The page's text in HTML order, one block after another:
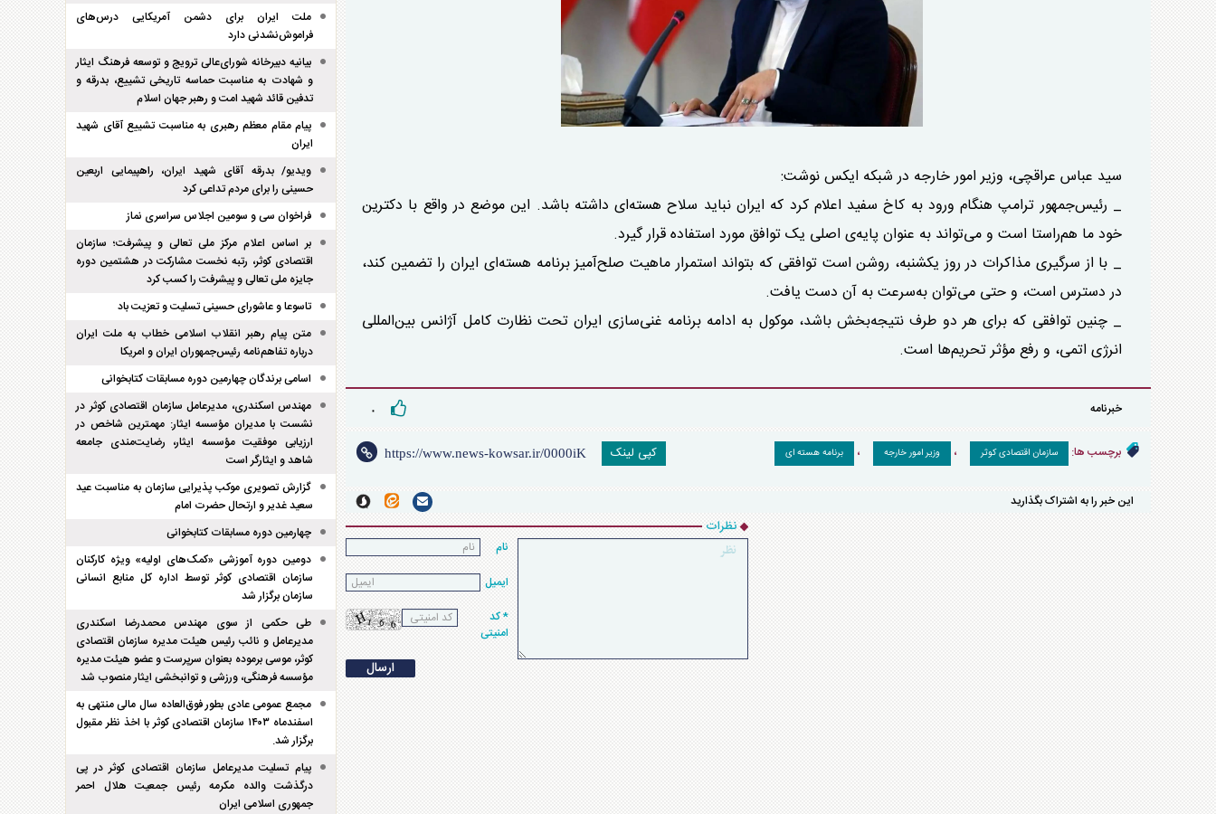
سید عباس عراقچی، وزیر امور خارجه در شبکه ایکس نوشت:
_ رئیس‌جمهور ترامپ هنگام ورود به کاخ سفید اعلام کرد که ایران نباید سلاح هسته‌ای داشته باشد. این موضع در واقع با دکترین
خود ما هم‌راستا است و می‌تواند به عنوان پایه‌ی اصلی یک توافق مورد استفاده قرار گیرد.
_ با از سرگیری مذاکرات در روز یکشنبه، روشن است توافقی که بتواند استمرار ماهیت صلح‌آمیز برنامه هسته‌ای ایران را تضمین کند،
در دسترس است، و حتی می‌توان به‌سرعت به آن دست یافت.
_ چنین توافقی که برای هر دو طرف نتیجه‌بخش باشد، موکول به ادامه برنامه غنی‌سازی ایران تحت نظارت کامل آژانس بین‌المللی
انرژی اتمی، و رفع مؤثر تحریم‌ها است.
خبرنامه ۰
برچسب ها: سازمان اقتصادی کوثر ، وزیر امور خارجه ، برنامه هسته ای کپی لینک
این خبر را به اشتراک بگذارید
نظرات
نام
ایمیل
* کد
امنیتی
ملت ایران برای دشمن آمریکایی درس‌های
فراموش‌نشدنی دارد
بیانیه دبیرخانه شورای‌عالی ترویج و توسعه فرهنگ ایثار
و شهادت به مناسبت حماسه تاریخی تشییع، بدرقه و
تدفین قائد شهید امت و رهبر جهان اسلام
پیام مقام معظم رهبری به مناسبت تشییع آقای شهید
ایران
ویدیو/ بدرقه آقای شهید ایران، راهپیمایی اربعین
حسینی را برای مردم تداعی کرد
فراخوان سی و سومین اجلاس سراسری نماز
بر اساس اعلام مرکز ملی تعالی و پیشرفت؛ سازمان
اقتصادی کوثر، رتبه نخست مشارکت در هشتمین دوره
جایزه ملی تعالی و پیشرفت را کسب کرد
تاسوعا و عاشورای حسینی تسلیت و تعزیت باد
متن پیام رهبر انقلاب اسلامی خطاب به ملت ایران
درباره تفاهم‌نامه رئیس‌جمهوران ایران و امریکا
اسامی برندگان چهارمین دوره مسابقات کتابخوانی
مهندس اسکندری، مدیرعامل سازمان اقتصادی کوثر در
نشست با مدیران مؤسسه ایثار: مهمترین شاخص در
ارزیابی موفقیت مؤسسه ایثار، رضایت‌مندی جامعه
شاهد و ایثارگر است
گزارش تصویری موکب پذیرایی سازمان به مناسبت عید
سعید غدیر و ارتحال حضرت امام
چهارمین دوره مسابقات کتابخوانی
دومین دوره آموزشی «کمک‌های اولیه» ویژه کارکنان
سازمان اقتصادی کوثر توسط اداره کل منابع انسانی
سازمان برگزار شد
طی حکمی از سوی مهندس محمدرضا اسکندری
مدیرعامل و نائب رئیس هیئت مدیره سازمان اقتصادی
کوثر، موسی برموده بعنوان سرپرست و عضو هیئت مدیره
مؤسسه فرهنگی، ورزشی و توانبخشی ایثار منصوب شد
مجمع عمومی عادی بطور فوق‌العاده سال مالی منتهی به
اسفند‌ماه ۱۴۰۳ سازمان اقتصادی کوثر با اخذ نظر مقبول
برگزار شد.
پیام تسلیت مدیرعامل سازمان اقتصادی کوثر در پی
درگذشت والده مکرمه رئیس جمعیت هلال احمر
جمهوری اسلامی ایران